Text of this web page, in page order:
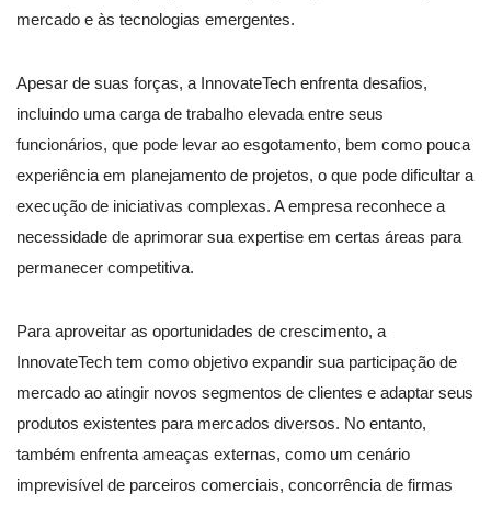
mercado e às tecnologias emergentes.
Apesar de suas forças, a InnovateTech enfrenta desafios,
incluindo uma carga de trabalho elevada entre seus
funcionários, que pode levar ao esgotamento, bem como pouca
experiência em planejamento de projetos, o que pode dificultar a
execução de iniciativas complexas. A empresa reconhece a
necessidade de aprimorar sua expertise em certas áreas para
permanecer competitiva.
Para aproveitar as oportunidades de crescimento, a
InnovateTech tem como objetivo expandir sua participação de
mercado ao atingir novos segmentos de clientes e adaptar seus
produtos existentes para mercados diversos. No entanto,
também enfrenta ameaças externas, como um cenário
imprevisível de parceiros comerciais, concorrência de firmas